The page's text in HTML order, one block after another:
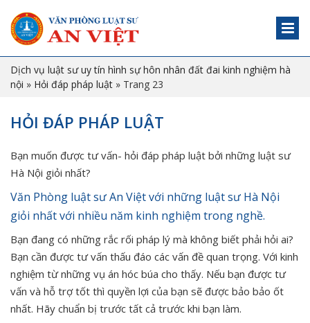
Dịch vụ luật sư uy tín hình sự hôn nhân đất đai kinh nghiệm hà
nội » Hỏi đáp pháp luật » Trang 23
HỎI ĐÁP PHÁP LUẬT
Bạn muốn được tư vấn- hỏi đáp pháp luật bởi những luật sư
Hà Nội giỏi nhất?
Văn Phòng luật sư An Việt với những luật sư Hà Nội
giỏi nhất với nhiều năm kinh nghiệm trong nghề.
Bạn đang có những rắc rối pháp lý mà không biết phải hỏi ai?
Bạn cần được tư vấn thấu đáo các vấn đề quan trọng. Với kinh
nghiệm từ những vụ án hóc búa cho thấy. Nếu bạn được tư
vấn và hỗ trợ tốt thì quyền lợi của bạn sẽ được bảo bảo ốt
nhất. Hãy chuẩn bị trước tất cả trước khi bạn làm.